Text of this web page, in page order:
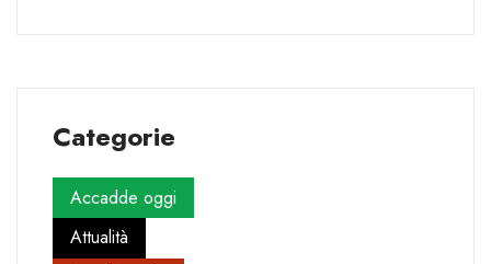
Categorie
Accadde oggi
Attualità